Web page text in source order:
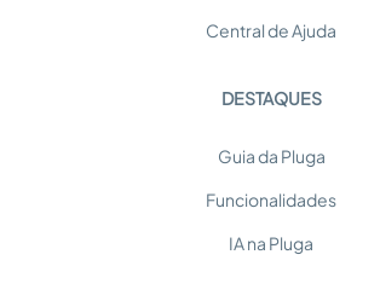
Central de Ajuda
DESTAQUES
Guia da Pluga
Funcionalidades
IA na Pluga